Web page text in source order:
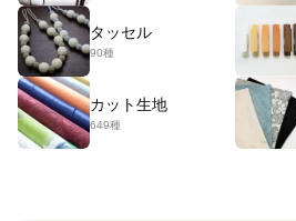
タッセル
90種
カット生地
649種